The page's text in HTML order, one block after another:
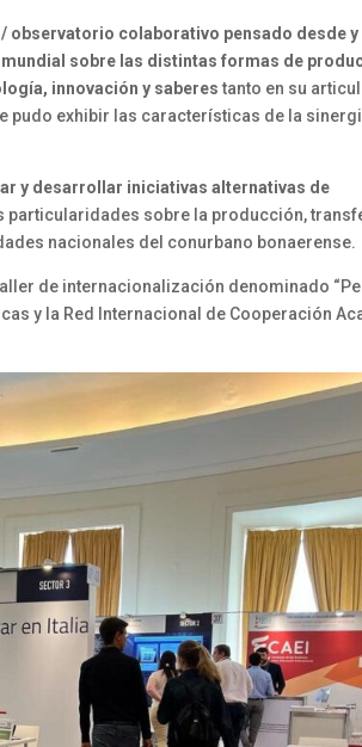
observatorio colaborativo pensado desde y
sobre las distintas formas de
innovación y saberestanto en su
exhibir las características de la
y desarrollar iniciativas alternativas de
particularidades sobre la producción,
nacionales del conurbano bonaerense.
de internacionalización denominado
y la Red Internacional de Cooperación